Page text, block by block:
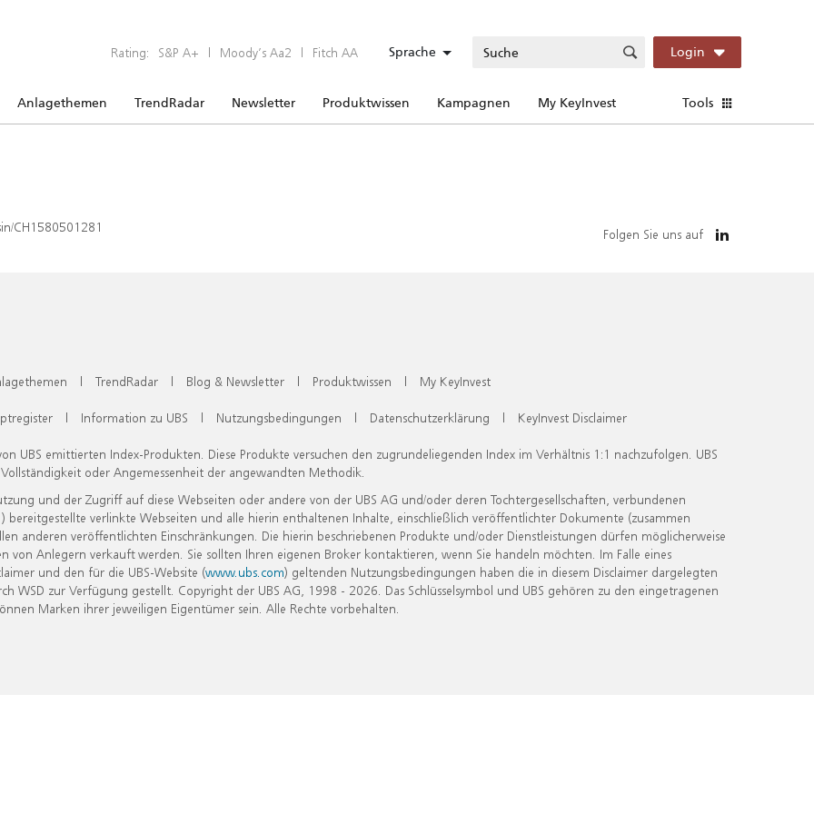
Rating: S&P A+ | Moody’s Aa2 | Fitch AA Sprache Login
Anlagethemen TrendRadar Newsletter Produktwissen Kampagnen My KeyInvest Tools
CH1580501281 Folgen Sie uns auf
| TrendRadar | Blog & Newsletter | Produktwissen | My KeyInvest
| Information zu UBS | Nutzungsbedingungen | Datenschutzerklärung | KeyInvest Disclaimer
UBS emittierten Index-Produkten. Diese Produkte versuchen den zugrundeliegenden Index im Verhältnis 1:1 nachzufolgen. UBS
oder Angemessenheit der angewandten Methodik.
und der Zugriff auf diese Webseiten oder andere von der UBS AG und/oder deren Tochtergesellschaften, verbundenen
verlinkte Webseiten und alle hierin enthaltenen Inhalte, einschließlich veröffentlichter Dokumente (zusammen
anderen veröffentlichten Einschränkungen. Die hierin beschriebenen Produkte und/oder Dienstleistungen dürfen möglicherweise
Anlegern verkauft werden. Sie sollten Ihren eigenen Broker kontaktieren, wenn Sie handeln möchten. Im Falle eines
und den für die UBS-Website (www.ubs.com) geltenden Nutzungsbedingungen haben die in diesem Disclaimer dargelegten
zur Verfügung gestellt. Copyright der UBS AG, 1998 - 2026. Das Schlüsselsymbol und UBS gehören zu den eingetragenen
Marken ihrer jeweiligen Eigentümer sein. Alle Rechte vorbehalten.